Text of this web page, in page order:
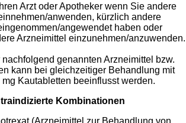
Arzt oder Apotheker wenn Sie andere
anwenden, kürzlich andere
angewendet haben oder
Arzneimittel einzunehmen/anzuwenden.
genannten Arzneimittel bzw.
kann bei gleichzeitiger Behandlung mit
Kautabletten beeinflusst werden.
Kombinationen
(Arzneimittel zur Behandlung von